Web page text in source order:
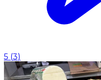
5 (3)